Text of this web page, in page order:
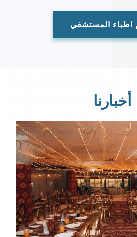
اطباء المستشفي
أخبارنا